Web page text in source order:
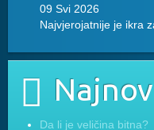
09 Svi 2026
Najvjerojatnije je ikra
Da li je veličina bitna?